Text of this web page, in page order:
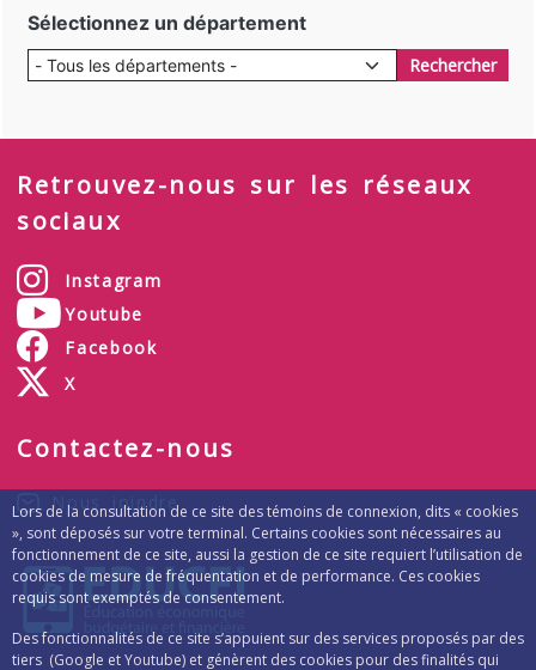
Lors de la consultation de ce site des témoins de connexion, dits « cookies
», sont déposés sur votre terminal. Certains cookies sont nécessaires au
fonctionnement de ce site, aussi la gestion de ce site requiert l’utilisation de
cookies de mesure de fréquentation et de performance. Ces cookies
requis sont exemptés de consentement.
Des fonctionnalités de ce site s’appuient sur des services proposés par des
tiers (Google et Youtube) et génèrent des cookies pour des finalités qui
Sélectionnez un département
Rechercher
Retrouvez-nous sur les réseaux
sociaux
Instagram
Youtube
Facebook
X
Contactez-nous
Nous joindre